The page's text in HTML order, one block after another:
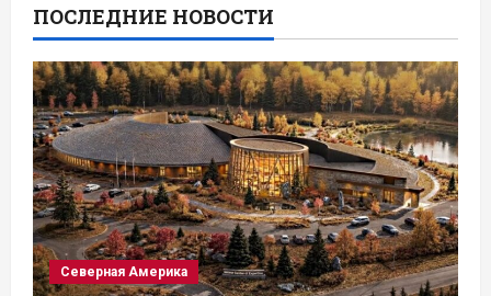
ПОСЛЕДНИЕ НОВОСТИ
Северная Америка